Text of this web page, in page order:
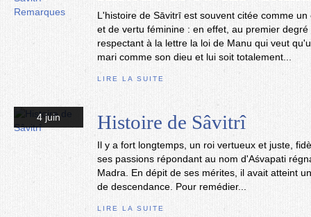
L'histoire de Sāvitrī est souvent citée comme
et de vertu féminine : en effet, au premier
respectant à la lettre la loi de Manu qui veut
mari comme son dieu et lui soit totalement...
LIRE LA SUITE
4 juin Histoire de Sâvitrî
Il y a fort longtemps, un roi vertueux et juste,
ses passions répondant au nom d'Aśvapati
Madra. En dépit de ses mérites, il avait atteint
de descendance. Pour remédier...
LIRE LA SUITE